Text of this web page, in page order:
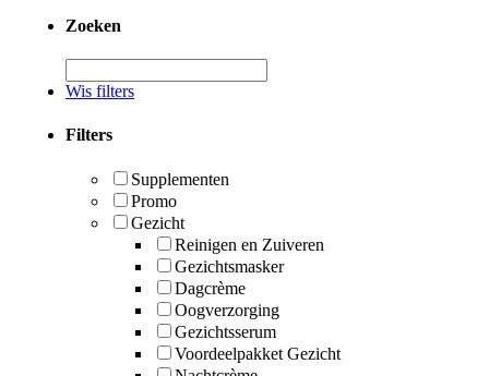
Zoeken
Wis filters
Filters
Supplementen
Promo
Gezicht
Reinigen en Zuiveren
Gezichtsmasker
Dagcrème
Oogverzorging
Gezichtsserum
Voordeelpakket Gezicht